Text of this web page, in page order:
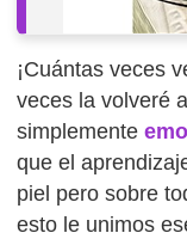
¡Cuántas veces
veces la volveré
simplemente
que el
piel pero sobre
esto le unimos